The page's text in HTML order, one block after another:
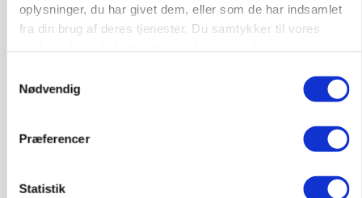
oplysninger, du har givet dem, eller som de har indsamlet
fra din brug af deres tjenester. Du samtykker til vores
Nødvendig
Præferencer
Statistik